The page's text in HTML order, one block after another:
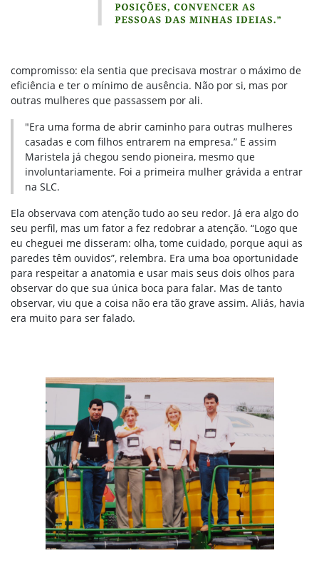
compromisso: ela sentia que precisava mostrar o máximo de
eficiência e ter o mínimo de ausência. Não por si, mas por
outras mulheres que passassem por ali.
"Era uma forma de abrir caminho para outras mulheres
casadas e com filhos entrarem na empresa.” E assim
Maristela já chegou sendo pioneira, mesmo que
involuntariamente. Foi a primeira mulher grávida a entrar
na SLC.
Ela observava com atenção tudo ao seu redor. Já era algo do
seu perfil, mas um fator a fez redobrar a atenção. “Logo que
eu cheguei me disseram: olha, tome cuidado, porque aqui as
paredes têm ouvidos”, relembra. Era uma boa oportunidade
para respeitar a anatomia e usar mais seus dois olhos para
observar do que sua única boca para falar. Mas de tanto
observar, viu que a coisa não era tão grave assim. Aliás, havia
era muito para ser falado.